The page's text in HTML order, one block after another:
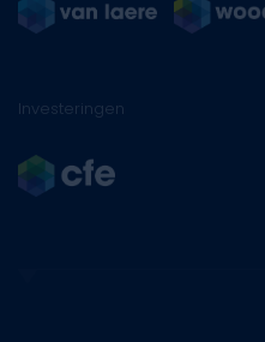
Investeringen